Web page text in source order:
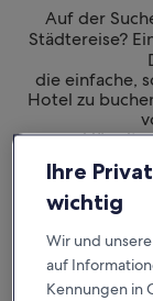
Auf der
Städtereise?
die einfache,
Hotel zu
Unterkunft, die
dass dein
Ihre
wichtig
Wir und unsere
auf
Kennungen in